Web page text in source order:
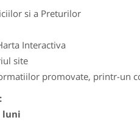
si a Preturilor
Interactiva
site
promovate, printr-un
luni